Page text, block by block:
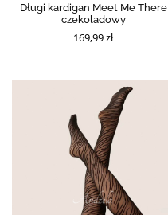
Długi kardigan Meet Me There
czekoladowy
169,99 zł